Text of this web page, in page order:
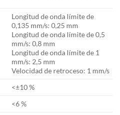
Longitud de onda límite de
0,135 mm/s: 0,25 mm
Longitud de onda límite de 0,5
mm/s: 0,8 mm
Longitud de onda límite de 1
mm/s: 2,5 mm
Velocidad de retroceso: 1 mm/s
<±10 %
<6 %